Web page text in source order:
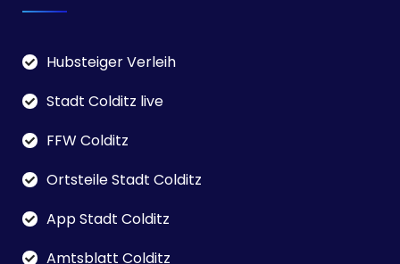
Hubsteiger Verleih
Stadt Colditz live
FFW Colditz
Ortsteile Stadt Colditz
App Stadt Colditz
Amtsblatt Colditz